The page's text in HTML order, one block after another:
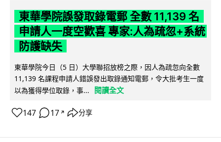
東華學院誤發取錄電郵 全數 11,139 名
申請人一度空歡喜 專家:人為疏忽+系統
防護缺失
東華學院今日（5 日）大學聯招放榜之際，因人為疏忽向全數
11,139 名課程申請人錯誤發出取錄通知電郵，令大批考生一度
以為獲得學位取錄，事...
閱讀全文
147 17 ↗ 分享